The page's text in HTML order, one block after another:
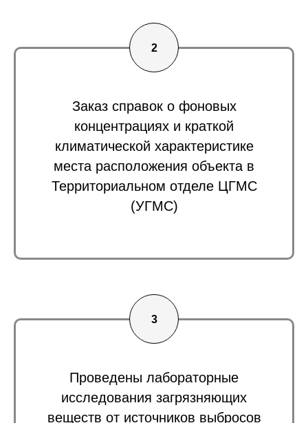
Заказ справок о фоновых
концентрациях и краткой
климатической характеристике
места расположения объекта в
Территориальном отделе ЦГМС
(УГМС)
Проведены лабораторные
исследования загрязняющих
веществ от источников выбросов